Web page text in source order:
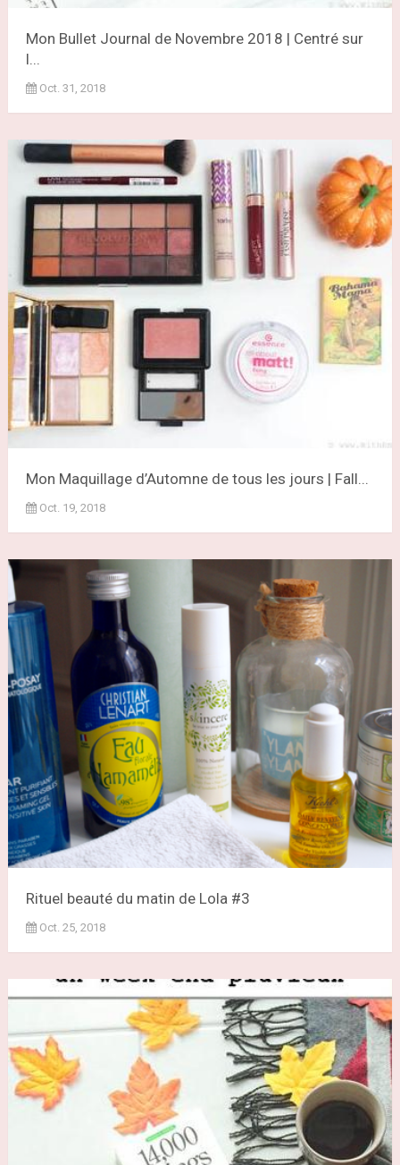
Mon Bullet Journal de Novembre 2018 | Centré sur
l...
Oct. 31, 2018
Mon Maquillage d’Automne de tous les jours | Fall...
Oct. 19, 2018
Rituel beauté du matin de Lola #3
Oct. 25, 2018